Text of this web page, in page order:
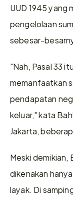
UUD 1945 yang
pengelolaan
sebesar-
"Nah, Pasal 33
memanfaatkan
pendapatan
keluar," kata
Jakarta,
Meski demikian,
dikenakan
layak. Di